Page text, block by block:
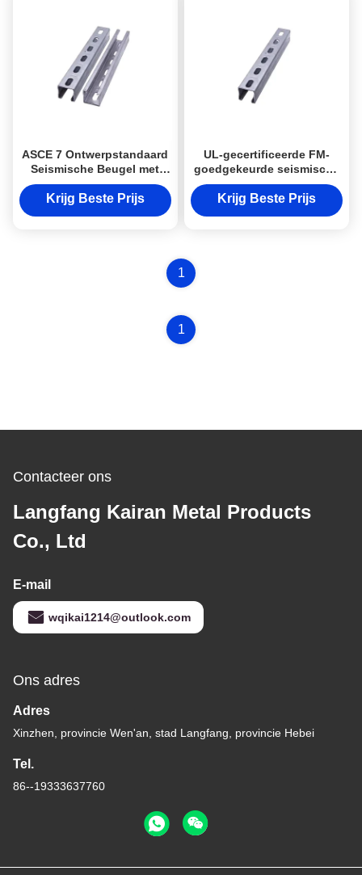
ASCE 7 Ontwerpstandaard
Seismische Beugel met
1000 Lbs Draagvermogen
en 3-6 Inch Verstelbereik
Krijg Beste Prijs
UL-gecertificeerde FM-
goedgekeurde seismische
beugel met een
draagvermogen tot 1000
Krijg Beste Prijs
1
1
Contacteer ons
Langfang Kairan Metal Products
Co., Ltd
E-mail
wqikai1214@outlook.com
Ons adres
Adres
Xinzhen, provincie Wen'an, stad Langfang, provincie Hebei
Tel.
86--19333637760